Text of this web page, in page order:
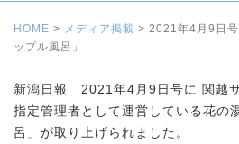
HOME > メディア掲載 > 2021年4月9日
ップル風呂」
新潟日報 2021年4月9日号に 関越
指定管理者として運営している花の
呂」が取り上げられました。